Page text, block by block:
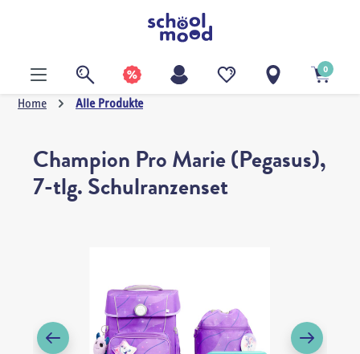
0
Home Alle Produkte
Champion Pro Marie (Pegasus),
7-tlg. Schulranzenset